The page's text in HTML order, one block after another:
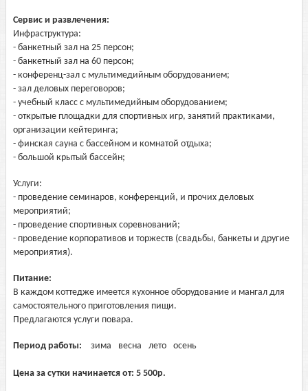
Сервис и развлечения:
Инфраструктура:
- банкетный зал на 25 персон;
- банкетный зал на 60 персон;
- конференц-зал с мультимедийным оборудованием;
- зал деловых переговоров;
- учебный класс с мультимедийным оборудованием;
- открытые площадки для спортивных игр, занятий практиками,
организации кейтеринга;
- финская сауна с бассейном и комнатой отдыха;
- большой крытый бассейн;
Услуги:
- проведение семинаров, конференций, и прочих деловых
мероприятий;
- проведение спортивных соревнований;
- проведение корпоративов и торжеств (свадьбы, банкеты и другие
мероприятия).
Питание:
В каждом коттедже имеется кухонное оборудование и мангал для
самостоятельного приготовления пищи.
Предлагаются услуги повара.
Период работы: зима весна лето осень
Цена за сутки начинается от: 5 500р.